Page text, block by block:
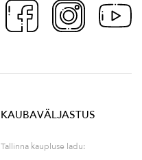
KAUBAVÄLJASTUS
Tallinna kaupluse ladu: